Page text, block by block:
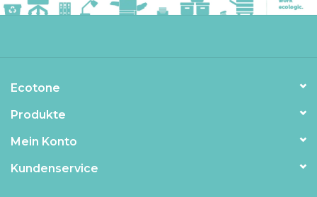
Ecotone
Produkte
Mein Konto
Kundenservice